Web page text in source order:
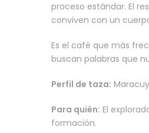
proceso estándar. El
conviven con un
Es el café que más
buscan palabras que
Perfil de taza:
Para quién: El
formación.